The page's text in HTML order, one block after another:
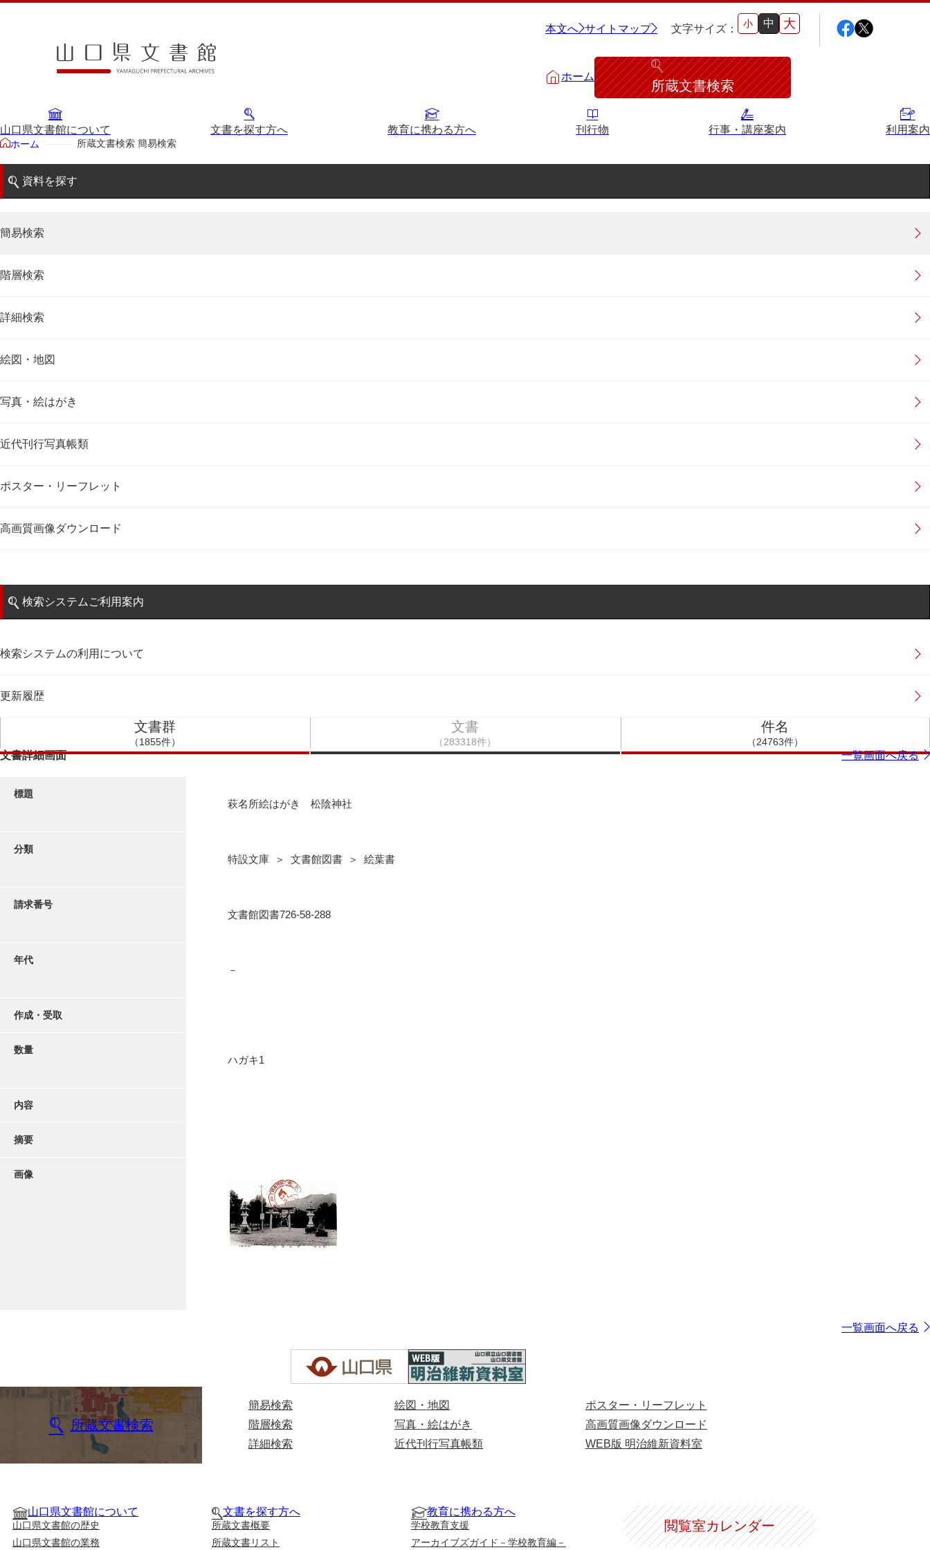
本文へ サイトマップ 文字サイズ： 小 中 大
ホーム
所蔵文書検索
山口県文書館について 文書を探す方へ 教育に携わる方へ 刊行物 行事・講座案内 利用案内
ホーム 所蔵文書検索 簡易検索
資料を探す
簡易検索
階層検索
詳細検索
絵図・地図
写真・絵はがき
近代刊行写真帳類
ポスター・リーフレット
高画質画像ダウンロード
検索システムご利用案内
検索システムの利用について
更新履歴
文書群
（1855件）
文書
（283318件）
件名
（24763件）
文書詳細画面 一覧画面へ戻る
標題
萩名所絵はがき 松陰神社
分類
特設文庫 ＞ 文書館図書 ＞ 絵葉書
請求番号
文書館図書726-58-288
年代
－
作成・受取
数量
ハガキ1
内容
摘要
画像
一覧画面へ戻る
所蔵文書検索
簡易検索
階層検索
詳細検索
絵図・地図
写真・絵はがき
近代刊行写真帳類
ポスター・リーフレット
高画質画像ダウンロード
WEB版 明治維新資料室
山口県文書館について
山口県文書館の歴史
山口県文書館の業務
文書を探す方へ
所蔵文書概要
所蔵文書リスト
教育に携わる方へ
学校教育支援
アーカイブズガイド－学校教育編－
閲覧室カレンダー